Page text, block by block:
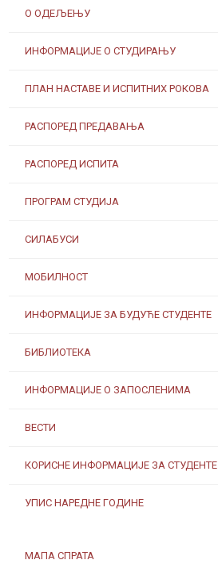
О ОДЕЉЕЊУ
ИНФОРМАЦИЈЕ О СТУДИРАЊУ
ПЛАН НАСТАВЕ И ИСПИТНИХ РОКОВА
РАСПОРЕД ПРЕДАВАЊА
РАСПОРЕД ИСПИТА
ПРОГРАМ СТУДИЈА
СИЛАБУСИ
МОБИЛНОСТ
ИНФОРМАЦИЈЕ ЗА БУДУЋЕ СТУДЕНТЕ
БИБЛИОТЕКА
ИНФОРМАЦИЈЕ О ЗАПОСЛЕНИМА
ВЕСТИ
КОРИСНЕ ИНФОРМАЦИЈЕ ЗА СТУДЕНТЕ
УПИС НАРЕДНЕ ГОДИНЕ
МАПА СПРАТА